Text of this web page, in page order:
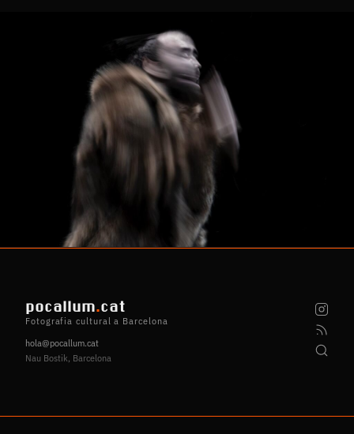
pocallum.cat
Fotografia cultural a Barcelona
hola@pocallum.cat
Nau Bostik, Barcelona